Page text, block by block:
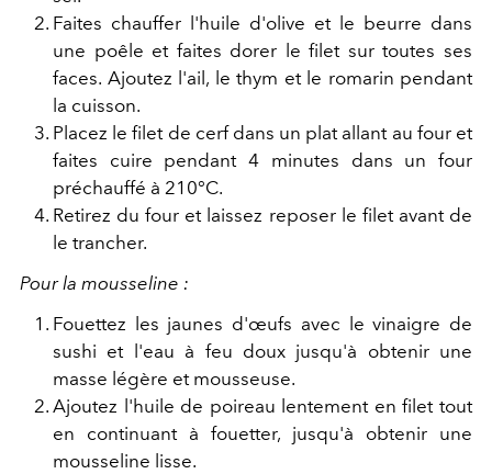
Faites chauffer l'huile d'olive et le beurre dans
une poêle et faites dorer le filet sur toutes ses
faces. Ajoutez l'ail, le thym et le romarin pendant
la cuisson.
Placez le filet de cerf dans un plat allant au four et
faites cuire pendant 4 minutes dans un four
préchauffé à 210°C.
Retirez du four et laissez reposer le filet avant de
le trancher.
Pour la mousseline :
Fouettez les jaunes d'œufs avec le vinaigre de
sushi et l'eau à feu doux jusqu'à obtenir une
masse légère et mousseuse.
Ajoutez l'huile de poireau lentement en filet tout
en continuant à fouetter, jusqu'à obtenir une
mousseline lisse.